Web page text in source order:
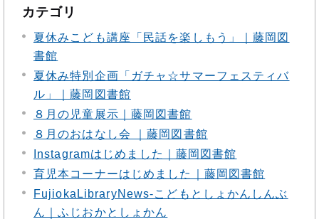
カテゴリ
夏休みこども講座「民話を楽しもう」｜藤岡図
書館
夏休み特別企画「ガチャ☆サマーフェスティバ
ル」｜藤岡図書館
８月の児童展示｜藤岡図書館
８月のおはなし会 ｜藤岡図書館
Instagramはじめました｜藤岡図書館
育児本コーナーはじめました｜藤岡図書館
FujiokaLibraryNews‐こどもとしょかんしんぶ
ん｜ふじおかとしょかん